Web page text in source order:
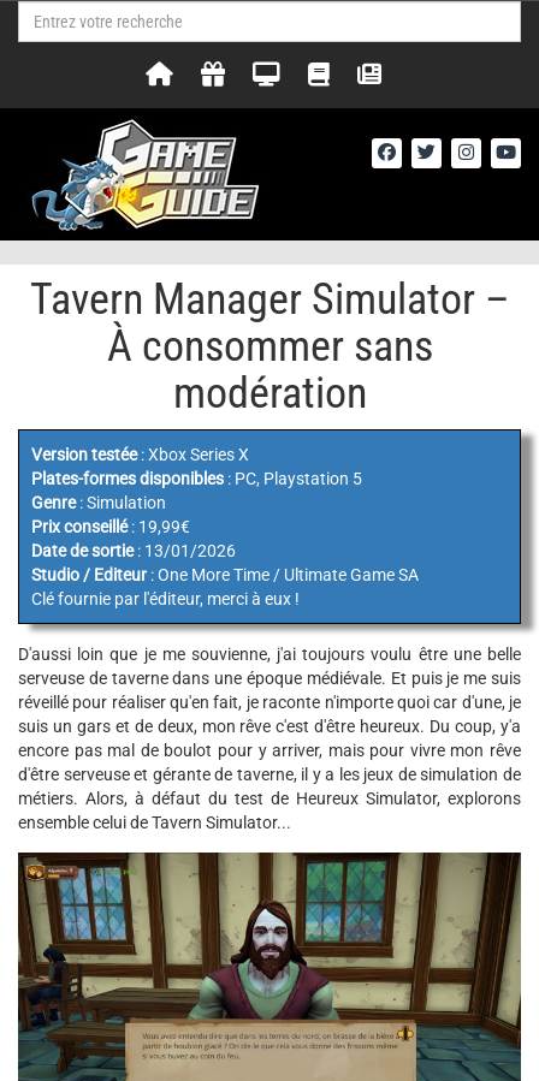
Tavern Manager Simulator –
À consommer sans
modération
Version testée: Xbox Series X
Plates-formes disponibles : PC, Playstation 5
Genre: Simulation
Prix conseillé: 19,99€
Date de sortie: 13/01/2026
Studio / Editeur : One More Time / Ultimate Game SA
Clé fournie par l'éditeur, merci à eux !
D'aussi loin que je me souvienne, j'ai toujours voulu être une belle
serveuse de taverne dans une époque médiévale. Et puis je me suis
réveillé pour réaliser qu'en fait, je raconte n'importe quoi car d'une, je
suis un gars et de deux, mon rêve c'est d'être heureux. Du coup, y'a
encore pas mal de boulot pour y arriver, mais pour vivre mon rêve
d'être serveuse et gérante de taverne, il y a les jeux de simulation de
métiers. Alors, à défaut du test de Heureux Simulator, explorons
ensemble celui de Tavern Simulator...